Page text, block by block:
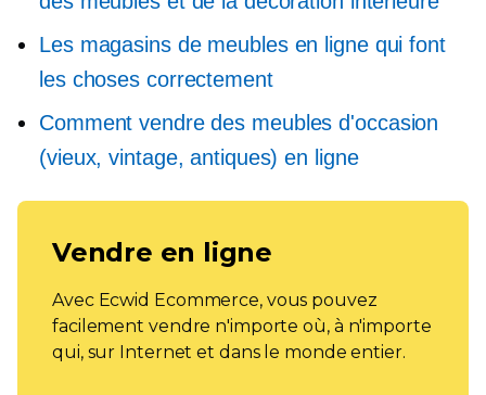
Les magasins de meubles en ligne qui font
les choses correctement
Comment vendre des meubles d'occasion
(vieux, vintage, antiques) en ligne
Vendre en ligne
Avec Ecwid Ecommerce, vous pouvez
facilement vendre n'importe où, à n'importe
qui, sur Internet et dans le monde entier.